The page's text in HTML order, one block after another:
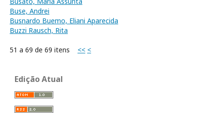
Buse, Andrei
Busnardo Buemo, Eliani Aparecida
Buzzi Rausch, Rita
51 a 69 de 69 itens << <
Edição Atual